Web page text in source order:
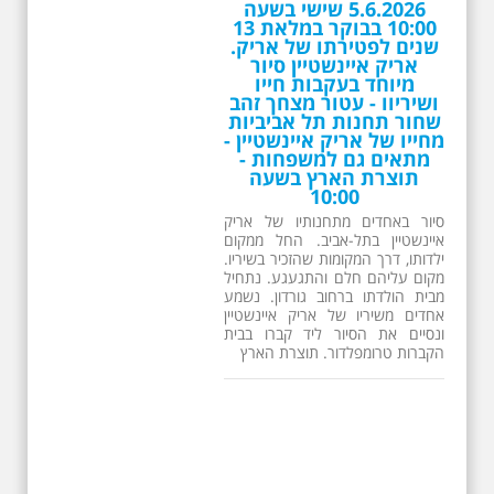
הצטרפו לערוץ
תל-אביב שלי בטלגרם
הצטרפו לערוץ תל-אביב שלי
https://t.me/IlanMyTelAviv
כוסות באוויר: פסטיבל
היין בגן העיר הפך לבר
יין פתוח וחגג עשור של
יצירה מקומית
תעשיית היין המקומית זכתה בסוף
בלב תל אביב, עם ציון העשור
לפסטיבל היין המסורתי בגן עופר
כשביאליק פוגש את
אידלסון שבת 25.4.2026
בשעה 16:00
סיור מיוחד ומרגש ברחובות ביאליק
ואידלסון והסביבה, המבליט את
הפיכתה של תל אביב לבירת התרבות
של ארץ ישראל. זאת בעיקר סביב
החלטתו של חיים נחמן ביאליק
להתיישב בתל אביב והמהלכים
העירוניים שהושפעו מכך. הסיור יהיה
בדגש התרבותיות התל אביבית של
שנות העשרים והשלושים. הבנייה
האקלקטית והסגנון הבינלאומי שאפיין
את רחובות ביאליק ואידלסון כשכל
החברה הגבוהה התל אביבית
והארצישראלית ביקשה לגור בסמיכות
למשורר הלאומי. נדבר על המבנים,
בית ביאליק, בית ראובן, מלון סקורה,
בית קרוסל, קפה נגה המשפחות